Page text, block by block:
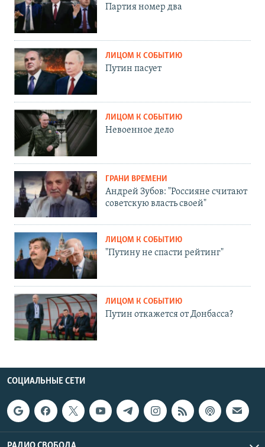
Партия номер два
ЛИЦОМ К СОБЫТИЮ
Путин пасует
ЛИЦОМ К СОБЫТИЮ
Невоенное дело
ГРАНИ ВРЕМЕНИ
Андрей Зубов: "Россияне считают
советскую власть своей"
ЛИЦОМ К СОБЫТИЮ
"Путину не спасти рейтинг"
ЛИЦОМ К СОБЫТИЮ
Путин откажется от Донбасса?
СОЦИАЛЬНЫЕ СЕТИ